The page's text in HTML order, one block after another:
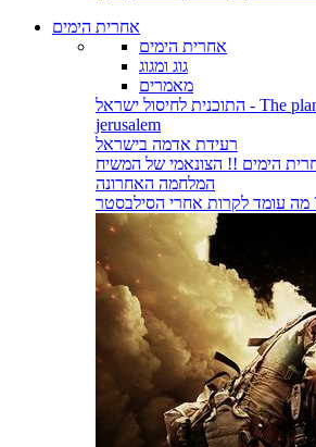
אחרית הימים
אחרית הימים
גוג ומגוג
מאמרים
התוכנית לחיסול ישראל - The plan to destroy israel &
jerusalem
רעידת אדמה בישראל
הימים !! הצונאמי של המשיח
המלחמה האחרונה